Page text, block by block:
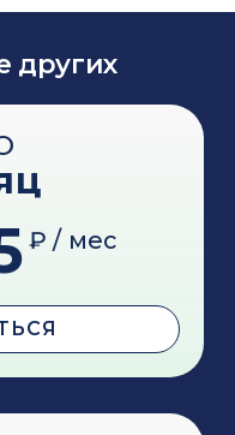
других
₽ / мес